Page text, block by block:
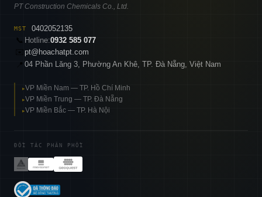
PT Construction Chemicals Co., Ltd.
MST
0402052135
📞 Hotline:0932 585 077
pt@hoachatpt.com
04 Phần Lăng 3, Phường An Khê, TP. Đà Nẵng, Việt Nam
▸VP Miền Nam — TP. Hồ Chí Minh
▸VP Miền Trung — TP. Đà Nẵng
▸VP Miền Bắc — TP. Hà Nội
ĐỐI TÁC PHÂN PHỐI